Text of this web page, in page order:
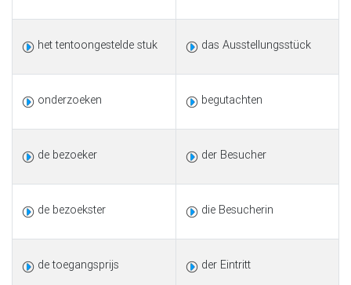
het tentoongestelde stuk das Ausstellungsstück
onderzoeken begutachten
de bezoeker der Besucher
de bezoekster die Besucherin
de toegangsprijs der Eintritt